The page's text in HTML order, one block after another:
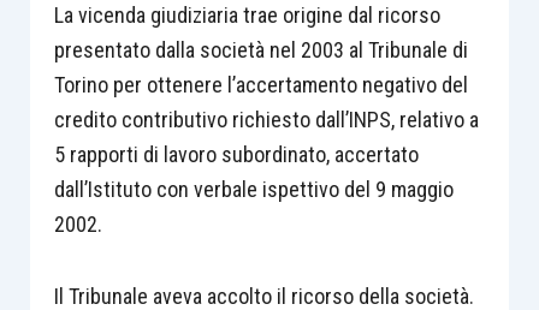
La vicenda giudiziaria trae origine dal ricorso
presentato dalla società nel 2003 al Tribunale di
Torino per ottenere l’accertamento negativo del
credito contributivo richiesto dall’INPS, relativo a
5 rapporti di lavoro subordinato, accertato
dall’Istituto con verbale ispettivo del 9 maggio
2002.
Il Tribunale aveva accolto il ricorso della società.